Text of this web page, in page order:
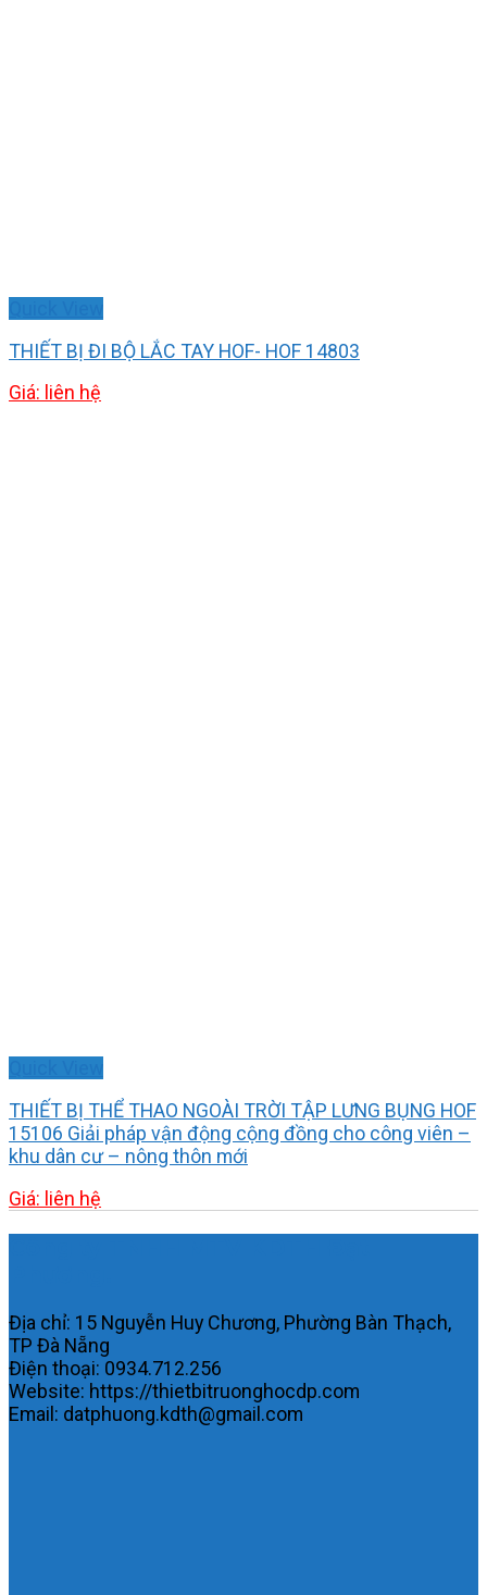
THIẾT BỊ ĐI BỘ LẮC TAY HOF- HOF 14803
Giá: liên hệ
THIẾT BỊ THỂ THAO NGOÀI TRỜI TẬP LƯNG BỤNG HOF
15106 Giải pháp vận động cộng đồng cho công viên –
khu dân cư – nông thôn mới
Giá: liên hệ
Địa chỉ: 15 Nguyễn Huy Chương, Phường Bàn Thạch,
TP Đà Nẵng
Điện thoại: 0934.712.256
Website: https://thietbitruonghocdp.com
Email: datphuong.kdth@gmail.com